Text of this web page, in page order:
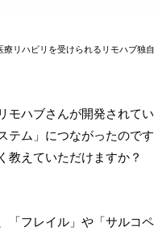
リハビリを受けられるリモハブ独
モハブさんが開発されて
テム」につながったので
教えていただけますか？
「フレイル」や「サルコ